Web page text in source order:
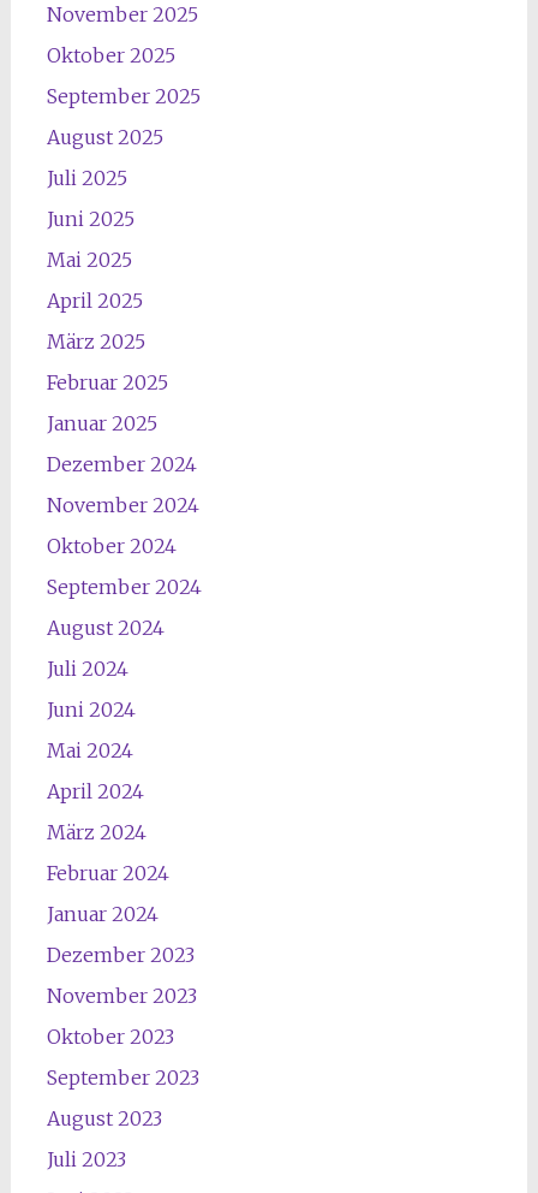
November 2025
Oktober 2025
September 2025
August 2025
Juli 2025
Juni 2025
Mai 2025
April 2025
März 2025
Februar 2025
Januar 2025
Dezember 2024
November 2024
Oktober 2024
September 2024
August 2024
Juli 2024
Juni 2024
Mai 2024
April 2024
März 2024
Februar 2024
Januar 2024
Dezember 2023
November 2023
Oktober 2023
September 2023
August 2023
Juli 2023